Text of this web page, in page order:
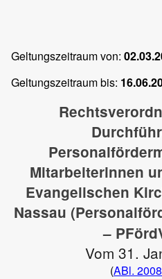
Geltungszeitraum von:
Geltungszeitraum bis:
Mitarbeiterinnen
Evangelischen
Nassau
–
Vom 31.
(ABl.